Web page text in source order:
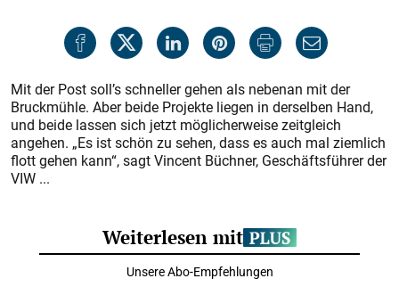
Mit der Post soll’s schneller gehen als nebenan mit der
Bruckmühle. Aber beide Projekte liegen in derselben Hand,
und beide lassen sich jetzt möglicherweise zeitgleich
angehen. „Es ist schön zu sehen, dass es auch mal ziemlich
flott gehen kann“, sagt Vincent Büchner, Geschäftsführer der
VIW ...